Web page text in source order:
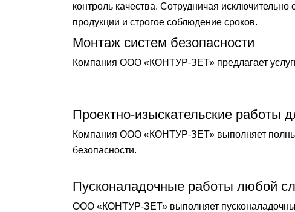
контроль качества. Сотрудничая
продукции и строгое соблюдение сроков.
Монтаж систем безопасности
Компания ООО «КОНТУР-ЗЕТ» предлагает
Проектно-изыскательские работы
Компания ООО «КОНТУР-ЗЕТ» выполняет
безопасности.
Пусконаладочные работы любой
ООО «КОНТУР-ЗЕТ» выполняет